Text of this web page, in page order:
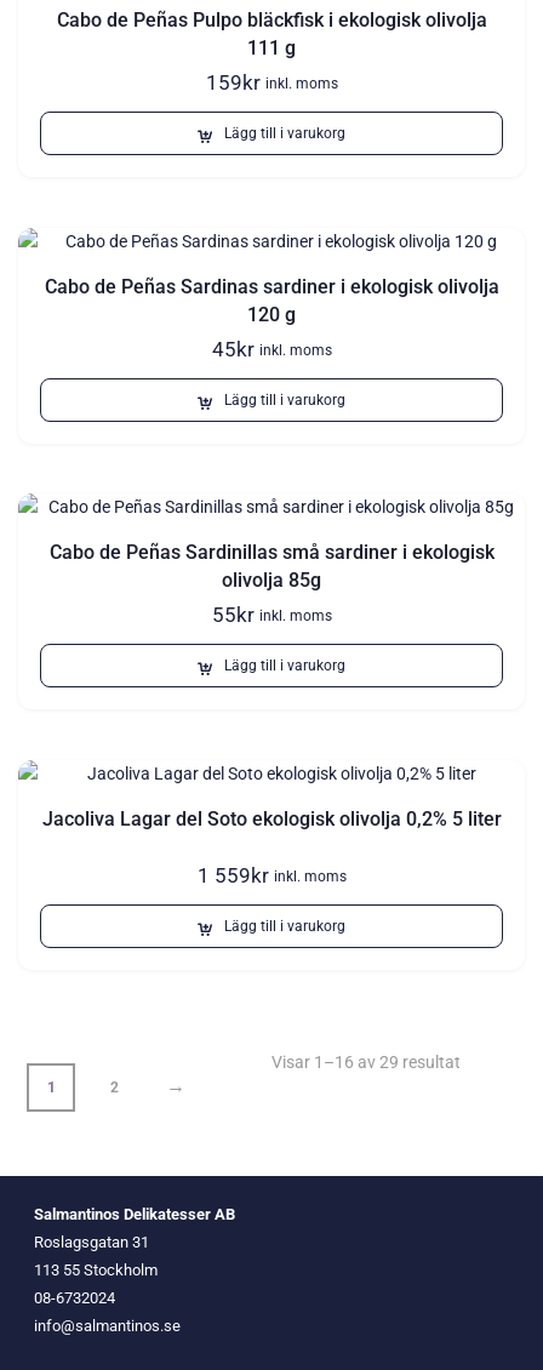
Cabo de Peñas Pulpo bläckfisk i ekologisk olivolja
111 g
159kr inkl. moms
Lägg till i varukorg
Cabo de Peñas Sardinas sardiner i ekologisk olivolja
120 g
45kr inkl. moms
Lägg till i varukorg
Cabo de Peñas Sardinillas små sardiner i ekologisk
olivolja 85g
55kr inkl. moms
Lägg till i varukorg
Jacoliva Lagar del Soto ekologisk olivolja 0,2% 5 liter
1 559kr inkl. moms
Lägg till i varukorg
1 2 →
Visar 1–16 av 29 resultat
Salmantinos Delikatesser AB
Roslagsgatan 31
113 55 Stockholm
08-6732024
info@salmantinos.se